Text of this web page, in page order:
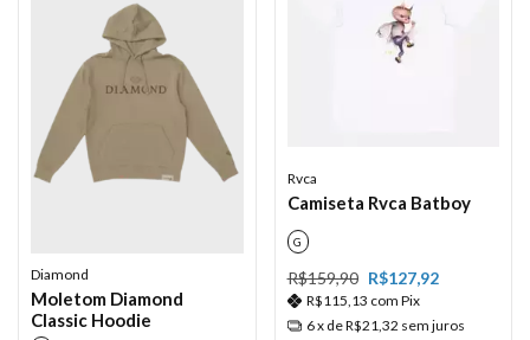
Diamond
Moletom Diamond
Classic Hoodie
Rvca
Camiseta Rvca Batboy
G
R$159,90 R$127,92
R$115,13 com Pix
6x deR$21,32 sem juros